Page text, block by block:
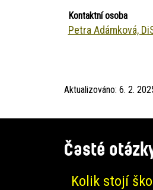
Kontaktní osoba
Petra Adámková,
Aktualizováno: 6. 2.
Časté
Kolik stojí